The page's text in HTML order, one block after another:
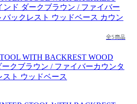
全5商品
WITH BACKREST WOOD
クブラウン / ファイバーカウンタ
ト ウッドベース